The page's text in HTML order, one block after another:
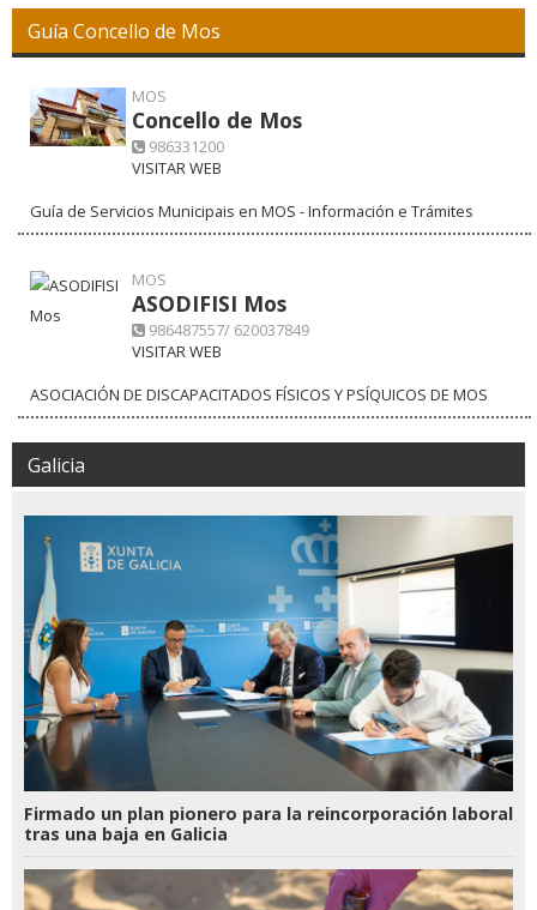
Guía Concello de Mos
MOS
Concello de Mos
986331200
VISITAR WEB
Guía de Servicios Municipais en MOS - Información e Trámites
MOS
ASODIFISI Mos
986487557/ 620037849
VISITAR WEB
ASOCIACIÓN DE DISCAPACITADOS FÍSICOS Y PSÍQUICOS DE MOS
Galicia
Firmado un plan pionero para la reincorporación laboral
tras una baja en Galicia